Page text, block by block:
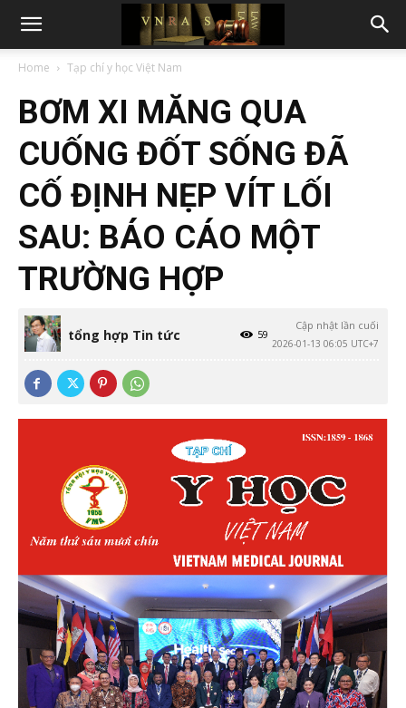
Home Tạp chí y học Việt Nam
BƠM XI MĂNG QUA
CUỐNG ĐỐT SỐNG ĐÃ
CỐ ĐỊNH NẸP VÍT LỐI
SAU: BÁO CÁO MỘT
TRƯỜNG HỢP
tổng hợp Tin tức
Cập nhật lần cuối
2026-01-13 06:05 UTC+7
59